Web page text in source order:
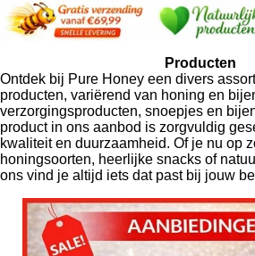
Producten
Ontdek bij Pure Honey een divers
producten, variërend van honing en
verzorgingsproducten, snoepjes en
product in ons aanbod is zorgvuldig
kwaliteit en duurzaamheid. Of je nu op
honingsoorten, heerlijke snacks of
ons vind je altijd iets dat past bij jouw